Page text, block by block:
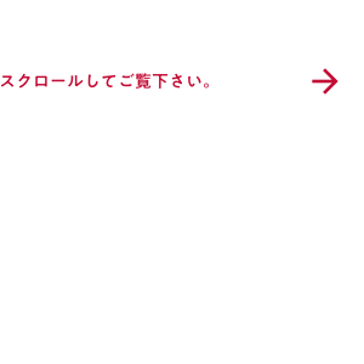
クロールしてご覧下さい。 arrow_forward